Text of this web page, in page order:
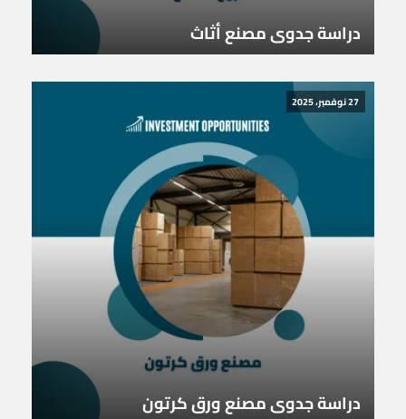
دراسة جدوى مصنع أثاث
27 نوفمبر، 2025
دراسة جدوى مصنع ورق كرتون